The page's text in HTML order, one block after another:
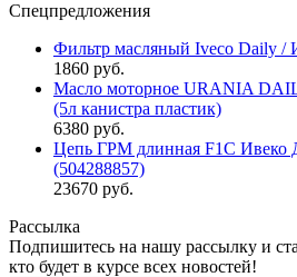
Спецпредложения
Фильтр масляный Iveco Daily /
1860 руб.
Масло моторное URANIA
(5л канистра пластик)
6380 руб.
Цепь ГРМ длинная F1C Ивеко
(504288857)
23670 руб.
Рассылка
Подпишитесь на нашу рассылку и
кто будет в курсе всех новостей!